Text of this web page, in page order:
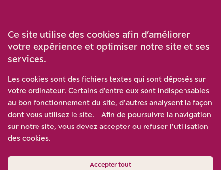
Participez à notre effort pour conforter la démocratie en
luttant contre l’ascension aux extrêmes, et la
disqualification de l’adversaire, en promouvant la
confrontation des idées et des opinions.
Nous soutenir
Ce site utilise des cookies afin d’améliorer
votre expérience et optimiser notre site et ses
services.
Les cookies sont des fichiers textes qui sont déposés sur
votre ordinateur. Certains d’entre eux sont indispensables
au bon fonctionnement du site, d’autres analysent la façon
dont vous utilisez le site. Afin de poursuivre la navigation
sur notre site, vous devez accepter ou refuser l’utilisation
des cookies.
Accepter tout